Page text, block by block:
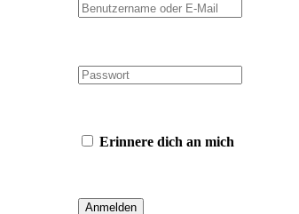
Erinnere dich an mich